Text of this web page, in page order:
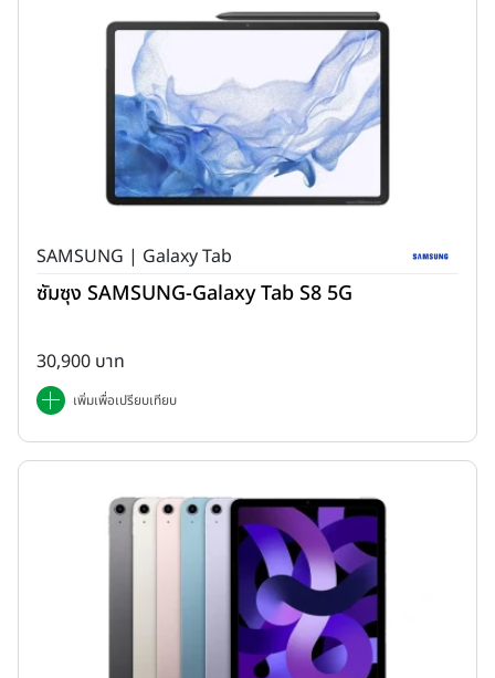
SAMSUNG | Galaxy Tab
ซัมซุง SAMSUNG-Galaxy Tab S8 5G
30,900 บาท
เพิ่มเพื่อเปรียบเทียบ